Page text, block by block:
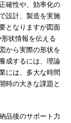
確性や、効率化の
設計、製造を実施
となりますが図面
状情報を伝える
から実際の形状を
成するには、理論
には、多大な時間
時の大きな課題と
品後のサポート力